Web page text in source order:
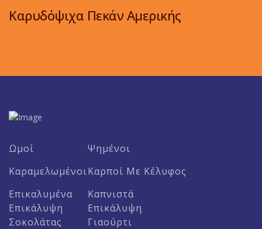
Καρυδόψιχα Πεκάν Αμερικής
Ωμοί
Ψημένοι
ΚαραμελωμένοιΚαρποί Με Κέλυφος
Επικαλυμένα
Επικάλυψη
Σοκολάτας
Επικάλυψη
Γιαούρτι
Καπνιστά